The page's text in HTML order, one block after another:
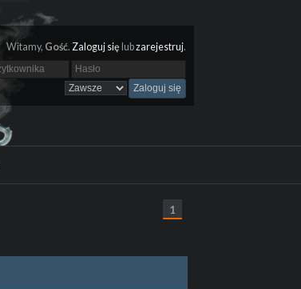
Witamy, Gość. Zaloguj się lubzarejestruj.
1